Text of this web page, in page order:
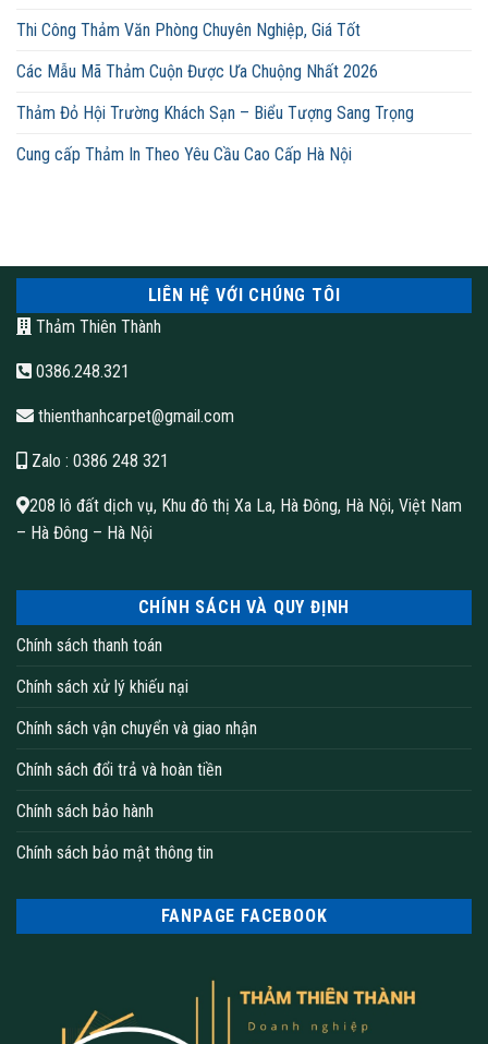
Thi Công Thảm Văn Phòng Chuyên Nghiệp, Giá Tốt
Các Mẫu Mã Thảm Cuộn Được Ưa Chuộng Nhất 2026
Thảm Đỏ Hội Trường Khách Sạn – Biểu Tượng Sang Trọng
Cung cấp Thảm In Theo Yêu Cầu Cao Cấp Hà Nội
LIÊN HỆ VỚI CHÚNG TÔI
Thảm Thiên Thành
0386.248.321
thienthanhcarpet@gmail.com
Zalo : 0386 248 321
208 lô đất dịch vụ, Khu đô thị Xa La, Hà Đông, Hà Nội, Việt Nam
– Hà Đông – Hà Nội
CHÍNH SÁCH VÀ QUY ĐỊNH
Chính sách thanh toán
Chính sách xử lý khiếu nại
Chính sách vận chuyển và giao nhận
Chính sách đổi trả và hoàn tiền
Chính sách bảo hành
Chính sách bảo mật thông tin
FANPAGE FACEBOOK